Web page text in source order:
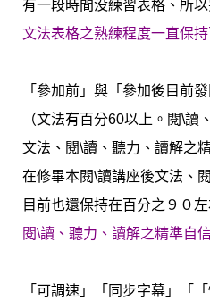
有一段時間没練習表格、所
文法表格之熟練程度一直保持
「參加前」與「參加後目前
（文法有百分60以上。閱\讀
文法、閱\讀、聽力、讀解之
在修畢本閱\讀講座後文法、
目前也還保持在百分之９０左
閱\讀、聽力、讀解之精準自
「可調速」「同步字幕」「